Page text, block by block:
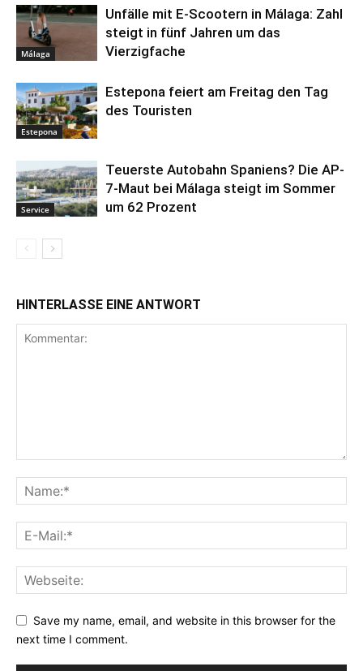
Málaga
Unfälle mit E-Scootern in Málaga: Zahl
steigt in fünf Jahren um das
Vierzigfache
Estepona
Estepona feiert am Freitag den Tag
des Touristen
Service
Teuerste Autobahn Spaniens? Die AP-
7-Maut bei Málaga steigt im Sommer
um 62 Prozent
HINTERLASSE EINE ANTWORT
Save my name, email, and website in this browser for the
next time I comment.